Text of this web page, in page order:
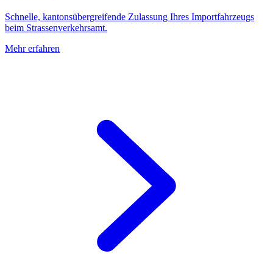
Schnelle, kantonsübergreifende Zulassung Ihres Importfahrzeugs
beim Strassenverkehrsamt.
Mehr erfahren